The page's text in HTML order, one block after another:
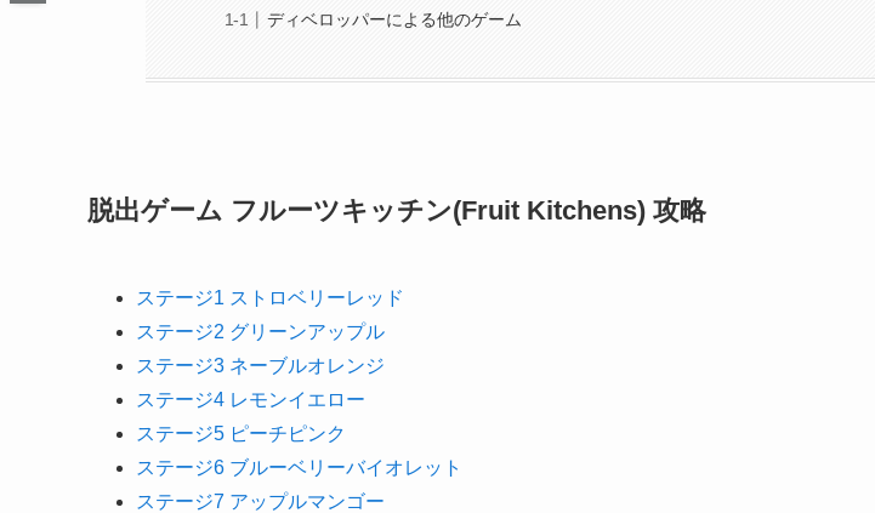
ディベロッパーによる他のゲーム
脱出ゲーム フルーツキッチン(Fruit Kitchens) 攻略
ステージ1 ストロベリーレッド
ステージ2 グリーンアップル
ステージ3 ネーブルオレンジ
ステージ4 レモンイエロー
ステージ5 ピーチピンク
ステージ6 ブルーベリーバイオレット
ステージ7 アップルマンゴー